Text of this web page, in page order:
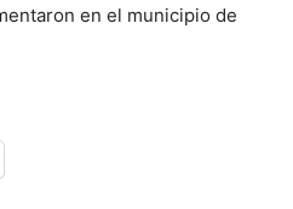
en el municipio de